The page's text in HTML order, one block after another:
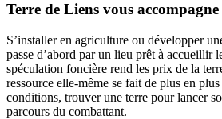
Terre de Liens vous
S’installer en agriculture ou développer
passe d’abord par un lieu prêt à accueillir
spéculation foncière rend les prix de la
ressource elle-même se fait de plus en
conditions, trouver une terre pour lancer
parcours du combattant.